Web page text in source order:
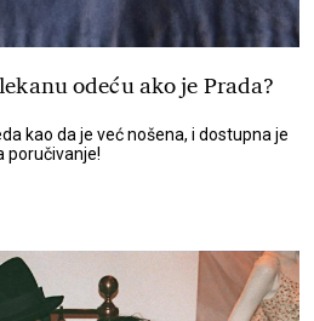
odeću ako je Prada?
kao da je već nošena, i dostupna je
poručivanje!